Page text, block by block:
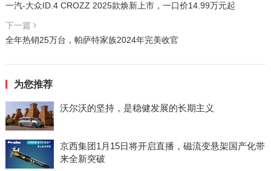
一汽-大众ID.4 CROZZ 2025款焕新上市，一口价14.99万元起
下一篇
全年热销25万台，帕萨特家族2024年完美收官
为您推荐
沃尔沃的坚持，是稳健发展的长期主义
京西集团1月15日将开启直播，磁流变悬架国产化带
来全新突破